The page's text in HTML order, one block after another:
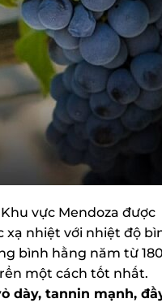
vực Mendoza được
nhiệt với nhiệt độ
bình hằng năm từ 180-
một cách tốt nhất.
dày, tannin mạnh, đầy